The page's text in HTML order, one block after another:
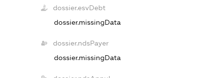
dossier.esvDebt
dossier.missingData
dossier.ndsPayer
dossier.missingData